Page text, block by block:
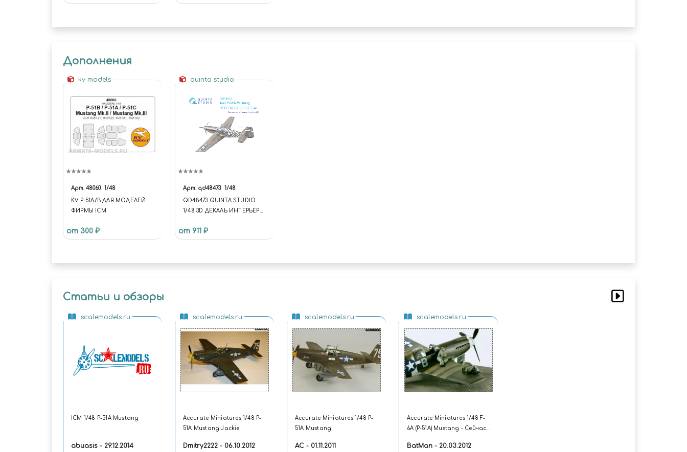
Дополнения
kv models
Арт. 48060 1/48
KV P-51A/B ДЛЯ МОДЕЛЕЙ
ФИРМЫ ICM
от 300 ₽
quinta studio
Арт. qd48473 1/48
QD48473 QUINTA STUDIO
1/48 3D ДЕКАЛЬ ИНТЕРЬЕРА
MINIATURES/ACADEMY)
от 911 ₽
Статьи и обзоры
scalemodels.ru
ICM 1/48 P-51A Mustang
abuasis - 29.12.2014
scalemodels.ru
Accurate Miniatures 1/48 P-
51A Mustang Jackie
Dmitry2222 - 06.10.2012
scalemodels.ru
Accurate Miniatures 1/48 P-
51A Mustang
AC - 01.11.2011
scalemodels.ru
Accurate Miniatures 1/48 F-
6A (P-51A) Mustang - Сейчас
BatMan - 20.03.2012